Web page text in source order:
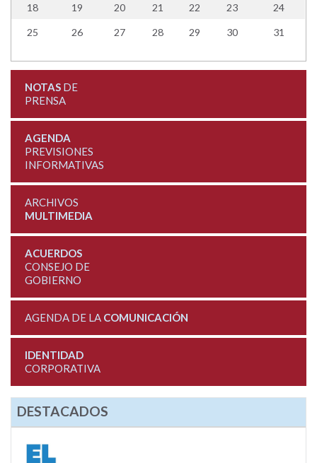
18 19 20 21 22 23 24
25 26 27 28 29 30 31
NOTASDE
PRENSA
AGENDA
PREVISIONES
INFORMATIVAS
ARCHIVOS
MULTIMEDIA
ACUERDOS
CONSEJO DE
GOBIERNO
AGENDA DE LA COMUNICACIÓN
IDENTIDAD
CORPORATIVA
DESTACADOS